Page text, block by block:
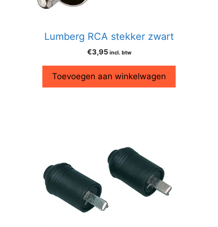
Lumberg RCA stekker zwart
€3,95 incl. btw
Toevoegen aan winkelwagen